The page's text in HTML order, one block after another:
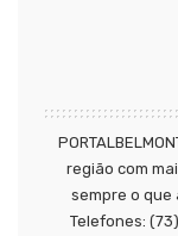
região com
sempre o que
Telefones: